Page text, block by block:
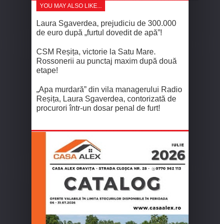
YOU MAY ALSO LIKE...
Laura Sgaverdea, prejudiciu de 300.000
de euro după „furtul dovedit de apă”!
CSM Reșița, victorie la Satu Mare.
Rossonerii au punctaj maxim după două
etape!
„Apa murdară” din vila managerului Radio
Reșița, Laura Sgaverdea, contorizată de
procurori într-un dosar penal de furt!